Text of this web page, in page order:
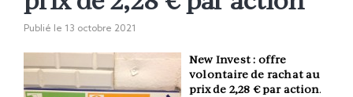
Publié le 13 octobre 2021
New Invest : offre
volontaire de rachat au
prix de 2,28 € par action.